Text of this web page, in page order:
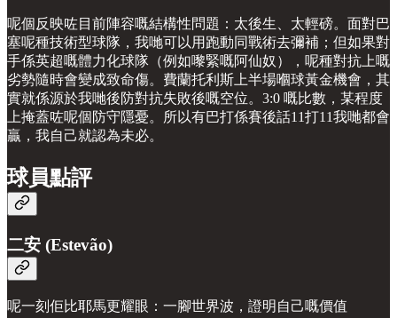
呢個反映咗目前陣容嘅結構性問題：太後生、太輕磅。面對巴
塞呢種技術型球隊，我哋可以用跑動同戰術去彌補；但如果對
手係英超嘅體力化球隊（例如嚟緊嘅阿仙奴），呢種對抗上嘅
劣勢隨時會變成致命傷。費蘭托利斯上半場嗰球黃金機會，其
實就係源於我哋後防對抗失敗後嘅空位。3:0 嘅比數，某程度
上掩蓋咗呢個防守隱憂。所以有巴打係賽後話11打11我哋都會
贏，我自己就認為未必。
球員點評
二安 (Estevão)
呢一刻佢比耶馬更耀眼：一腳世界波，證明自己嘅價值